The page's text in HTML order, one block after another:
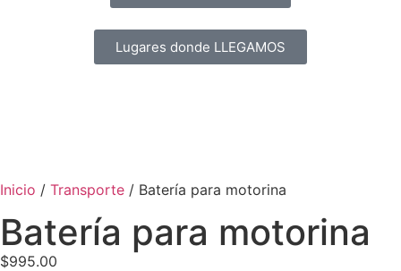
Lugares donde LLEGAMOS
Inicio / Transporte / Batería para motorina
Batería para motorina
$995.00